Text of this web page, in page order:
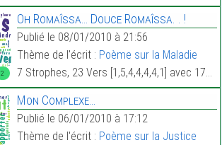
2
Oh Romaîssa… Douce Romaîssa. . !
Publié le 08/01/2010 à 21:56
Thème de l'écrit : Poème sur la Maladie
7 Strophes, 23 Vers [1,5,4,4,4,4,1] avec 175 Mots.
Mon Complexe…
Publié le 06/01/2010 à 17:12
Thème de l'écrit : Poème sur la Justice